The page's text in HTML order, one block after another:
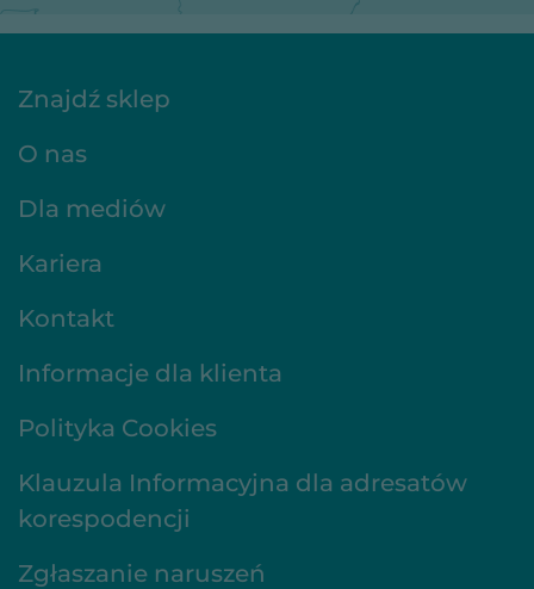
Znajdź sklep
O nas
Dla mediów
Kariera
Kontakt
Informacje dla klienta
Polityka Cookies
Klauzula Informacyjna dla adresatów
korespodencji
Zgłaszanie naruszeń